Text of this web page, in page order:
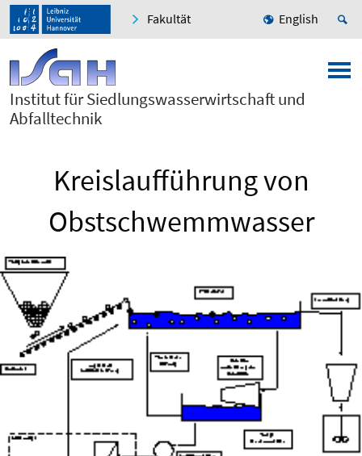
Fakultät English
Institut für Siedlungswasserwirtschaft und
Abfalltechnik
Kreislaufführung von
Obstschwemmwasser